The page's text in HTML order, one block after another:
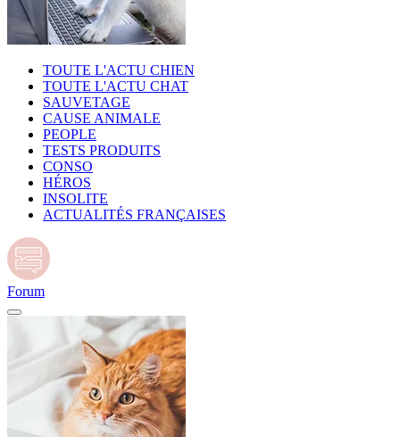
TOUTE L'ACTU CHIEN
TOUTE L'ACTU CHAT
SAUVETAGE
CAUSE ANIMALE
PEOPLE
TESTS PRODUITS
CONSO
HÉROS
INSOLITE
ACTUALITÉS FRANÇAISES
Forum